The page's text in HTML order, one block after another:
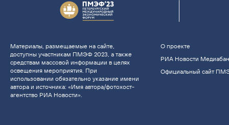
Материалы, размещаемые на сайте,
доступны участникам ПМЭФ 2023, а также
средствам массовой информации в целях
освещения мероприятия. При
использовании обязательно указание имени
автора и источника: «Имя автора/фотохост-
агентство РИА Новости».
О проекте
РИА Новости
Официальный сайт